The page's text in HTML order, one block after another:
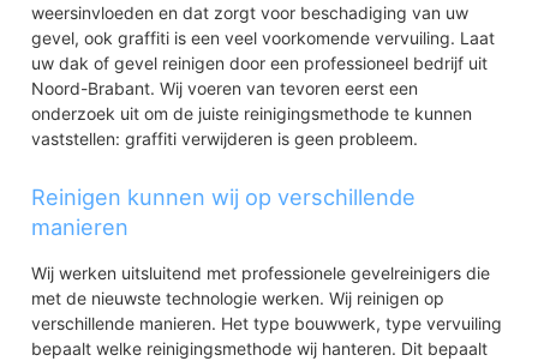
weersinvloeden en dat zorgt voor beschadiging van uw
gevel, ook graffiti is een veel voorkomende vervuiling. Laat
uw dak of gevel reinigen door een professioneel bedrijf uit
Noord-Brabant. Wij voeren van tevoren eerst een
onderzoek uit om de juiste reinigingsmethode te kunnen
vaststellen: graffiti verwijderen is geen probleem.
Reinigen kunnen wij op verschillende
manieren
Wij werken uitsluitend met professionele gevelreinigers die
met de nieuwste technologie werken. Wij reinigen op
verschillende manieren. Het type bouwwerk, type vervuiling
bepaalt welke reinigingsmethode wij hanteren. Dit bepaalt